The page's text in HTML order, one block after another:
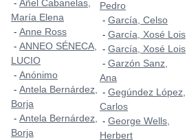
- Añel Cabanelas,
María Elena
- Anne Ross
- ANNEO SÉNECA,
LUCIO
- Anónimo
- Antela Bernárdez,
Borja
- Antela Bernárdez,
Borja
Pedro
- García, Celso
- García, Xosé Lois
- García, Xosé Lois
- Garzón Sanz,
Ana
- Gegúndez López,
Carlos
- George Wells,
Herbert